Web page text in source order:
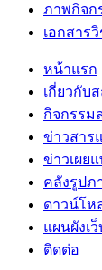
ภาพกิจก
เอกสาร
หน้าแรก
เกี่ยวกับ
กิจกรรม
ข่าวสาร
ข่าวเผย
คลังรูปภ
ดาวน์โห
แผนผังเ
ติดต่อ